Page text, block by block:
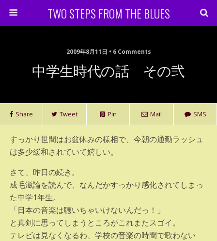
TWO STEPS FROM THE BLUES
2009年8月11日 • 6 Comments
中学生時代の話 その弐
Share Tweet Pin Mail SMS
すっかり世間はお盆休みの様相で、今朝の通勤ラッシュ
は多少緩和されていて嬉しい。
さて、昨日の続き。
成毛滋論を読んで、なんだかすっかり感化されてしまっ
た中学1年生。
「日本の音楽は聴いちゃいけないんだっ！」
と真剣に思ってしまうところがこれまたスゴイ。
テレビは見なくなるわ、学校の音楽の時間で歌わない